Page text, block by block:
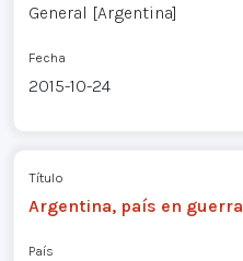
General [Argentina]
Fecha
2015-10-24
Título
Argentina, país en
País